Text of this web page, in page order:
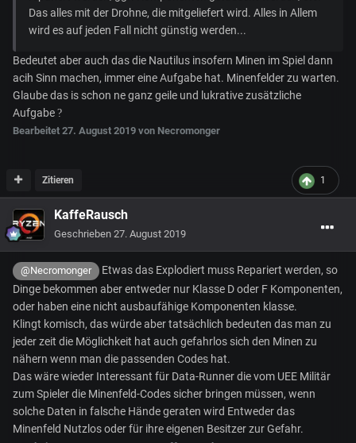
Das alles mit der Drohne, die mitgeliefert wird. Alles in Allem
wird es auf jeden Fall nicht günstig werden...
Bedeutet aber auch das die Nautilus insofern Minen im Spiel dann
acih Sinn machen, immer eine Aufgabe hat. Minenfelder zu warten.
Glaube das is schon ne ganz geile und lukrative zusätzliche
Aufgabe?
Bearbeitet 27. August 2019 von Necromonger
1
Zitieren
KaffeRausch
Geschrieben 27. August 2019
@Necromonger
Etwas das Explodiert muss Repariert werden, so
Dinge bekommen aber entweder nur Klasse D oder F Komponenten,
oder haben eine nicht ausbaufähige Komponenten klasse.
Klingt komisch, das würde aber tatsächlich bedeuten das man zu
jeder zeit die Möglichkeit hat auch gefahrlos sich den Minen zu
nähern wenn man die passenden Codes hat.
Das wäre wieder Interessant für Data-Runner die vom UEE Militär
zum Spieler die Minenfeld-Codes sicher bringen müssen, wenn
solche Daten in falsche Hände geraten wird Entweder das
Minenfeld Nutzlos oder für ihre eigenen Besitzer zur Gefahr.